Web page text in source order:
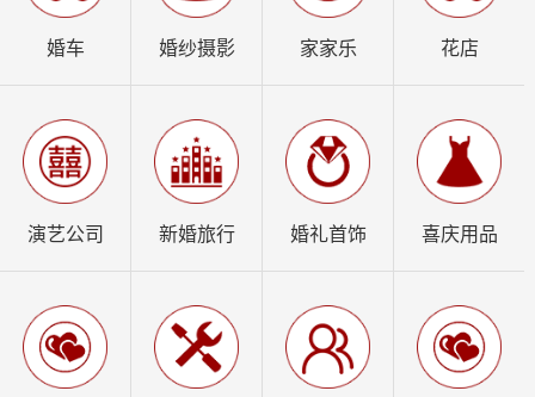
婚车 婚纱摄影 家家乐 花店
演艺公司 新婚旅行 婚礼首饰 喜庆用品